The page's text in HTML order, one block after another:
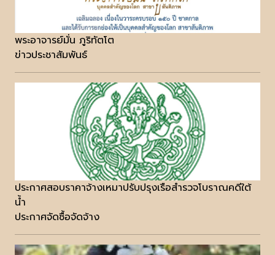
พระอาจารย์มั่น ภูริทัตโต
ข่าวประชาสัมพันธ์
ประกาศสอบราคาจ้างเหมาปรับปรุงเรือสำรวจโบราณคดีใต้
น้ำ
ประกาศจัดซื้อจัดจ้าง